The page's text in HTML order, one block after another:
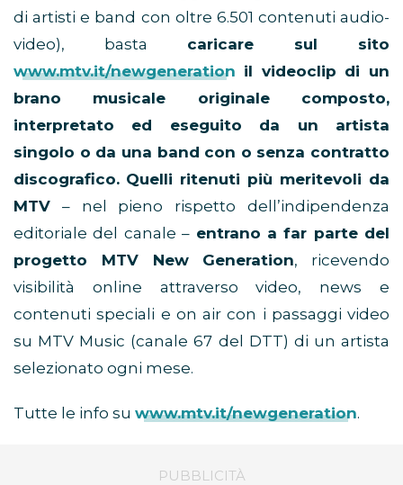
di artisti e band con oltre 6.501 contenuti audio-
video), basta caricare sul sito
www.mtv.it/newgeneration il videoclip di un
brano musicale originale composto,
interpretato ed eseguito da un artista
singolo o da una band con o senza contratto
discografico. Quelli ritenuti più meritevoli da
MTV – nel pieno rispetto dell’indipendenza
editoriale del canale – entrano a far parte del
progetto MTV New Generation, ricevendo
visibilità online attraverso video, news e
contenuti speciali e on air con i passaggi video
su MTV Music (canale 67 del DTT) di un artista
selezionato ogni mese.
Tutte le info su www.mtv.it/newgeneration.